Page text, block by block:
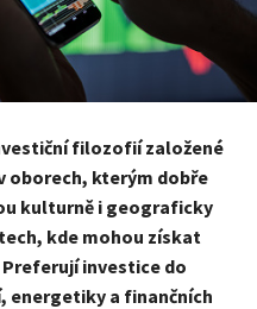
filozofií založené
oborech, kterým dobře
kulturně i geograficky
kde mohou získat
investice do
a finančních